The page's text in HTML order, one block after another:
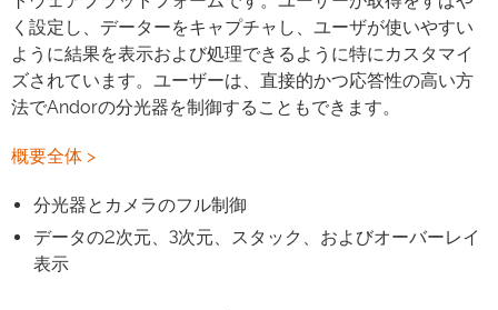
く設定し、データーをキャプチャし、ユーザが使いやすい
ように結果を表示および処理できるように特にカスタマイ
ズされています。ユーザーは、直接的かつ応答性の高い方
法でAndorの分光器を制御することもできます。
概要全体 >
分光器とカメラのフル制御
データの2次元、3次元、スタック、およびオーバーレイ
表示